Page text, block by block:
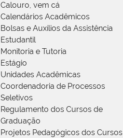
Calouro, vem cá
Calendários Acadêmicos
Bolsas e Auxílios da Assistência
Estudantil
Monitoria e Tutoria
Estágio
Unidades Acadêmicas
Coordenadoria de Processos
Seletivos
Regulamento dos Cursos de
Graduação
Projetos Pedagógicos dos Cursos